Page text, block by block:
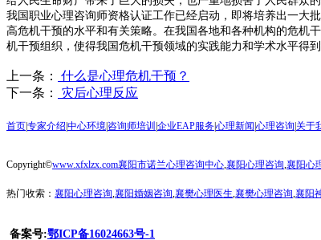
我国职业心理咨询师资格认证工作已经启动，即将培养出一大
高危机干预的水平和有关策略。在我国各地和各种机构的危机
机干预组织，使得我国危机干预领域的实践能力和学术水平得到
上一条：
什么是心理危机干预？
下一条：
灾后心理反应
首页|专家介绍|中心环境|咨询师培训 |企业EAP服务|心理新闻|心理咨询|关于
Copyright©www.xfxlzx.com襄阳市诺兰心理咨询中心 襄阳心理咨询 襄阳心
热门收索： 襄阳心理咨询 襄阳婚姻咨询 襄樊心理医生 襄樊心理咨询 襄阳
备案号:鄂ICP备16024663号-1